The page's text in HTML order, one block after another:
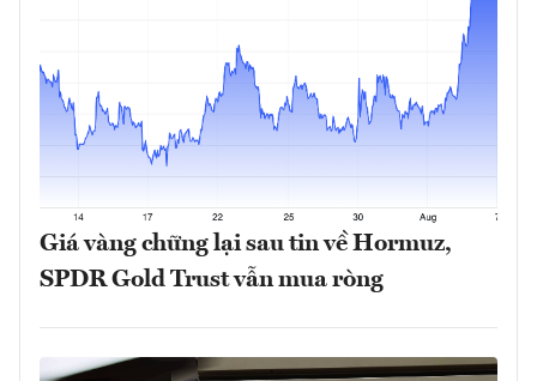
Giá vàng chững lại sau tin về Hormuz,
SPDR Gold Trust vẫn mua ròng